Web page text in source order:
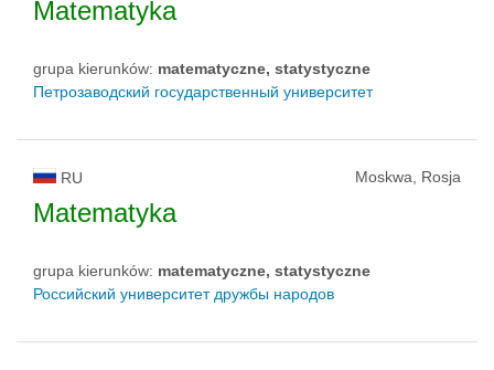
Matematyka
grupa kierunków: matematyczne, statystyczne
Петрозаводский государственный университет
RU Moskwa, Rosja
Matematyka
grupa kierunków: matematyczne, statystyczne
Российский университет дружбы народов